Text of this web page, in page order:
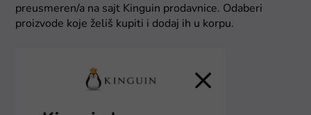
preusmeren/a na sajt Kinguin prodavnice. Odaberi
proizvode koje želiš kupiti i dodaj ih u korpu.